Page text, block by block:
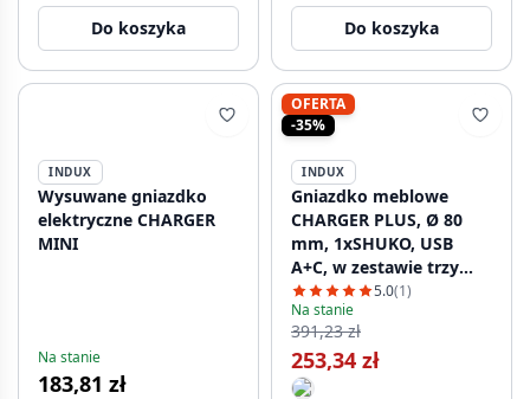
Do koszyka Do koszyka
INDUX
Wysuwane gniazdko
elektryczne CHARGER
MINI
Na stanie
183,81 zł
OFERTA
-35%
INDUX
Gniazdko meblowe
CHARGER PLUS, Ø 80
mm, 1xSHUKO, USB
A+C, w zestawie trzy
wymienne moduły
(USB-A, HDMI, RJ45),
kabel 1,5 m, kolor
czarny
5.0(1)
Na stanie
391,23 zł
253,34 zł